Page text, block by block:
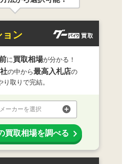
ョン
に買取相場が分かる！
の中から最高入札店の
り取りで完結。
ーカーを選択
買取相場を調べる